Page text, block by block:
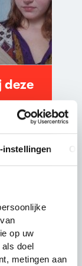
instellingen
op uw
doel
metingen aan
deze